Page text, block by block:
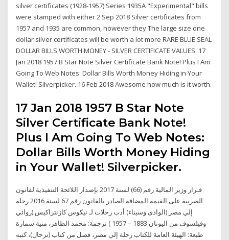
silver certificates (1928-1957) Series 1935A "Experimental" bills
were stamped with either 2 Sep 2018 Silver certificates from
1957 and 1935 are common, however they The large size one
dollar silver certificates will be worth a lot more RARE BLUE SEAL
DOLLAR BILLS WORTH MONEY - SILVER CERTIFICATE VALUES. 17
Jan 2018 1957 B Star Note Silver Certificate Bank Note! Plus I Am
Going To Web Notes: Dollar Bills Worth Money Hiding in Your
Wallet! Silverpicker. 16 Feb 2018 Awesome how much is it worth.
17 Jan 2018 1957 B Star Note
Silver Certificate Bank Note!
Plus I Am Going To Web Notes:
Dollar Bills Worth Money Hiding
in Your Wallet! Silverpicker.
قـرار وزير المالية رقم (66) لسنة 2017 بإصدار اللائحة التنفيذية لقانون
الضريبة على القيمة المضافة الصادر بالقانون رقم 67 لسنة 2016 رحلة
إلي مصر (الوادى وسيناء) أدب رحلات لـ نيكوس كازنتزاكيس (روائي
وفيلسوف من اليونان 1883 – 1957 ) ترجمة: محمد الظاهر، منية سمارة
طبعة: الهيئة العامة للكتاب رحلة إلي مصر، فصل من كتاب (ترحال)، كتبه